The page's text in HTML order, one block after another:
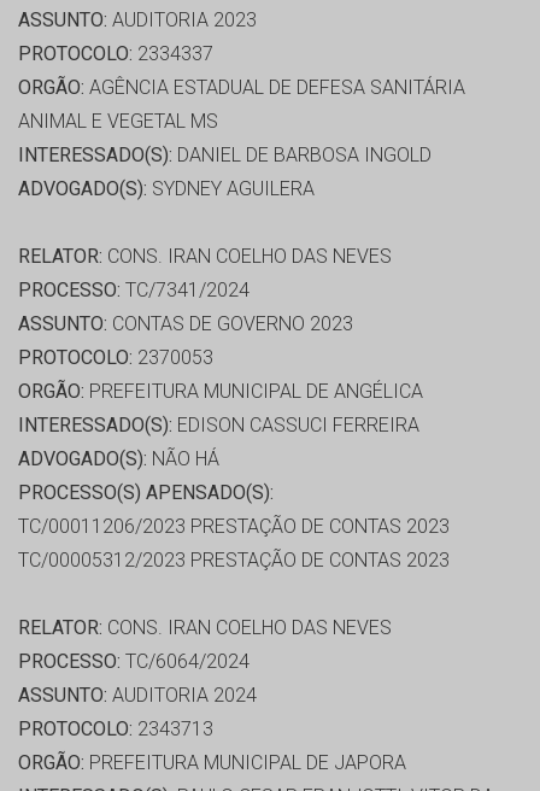
ASSUNTO: AUDITORIA 2023
PROTOCOLO: 2334337
ORGÃO: AGÊNCIA ESTADUAL DE DEFESA SANITÁRIA
ANIMAL E VEGETAL MS
INTERESSADO(S): DANIEL DE BARBOSA INGOLD
ADVOGADO(S): SYDNEY AGUILERA
RELATOR: CONS. IRAN COELHO DAS NEVES
PROCESSO: TC/7341/2024
ASSUNTO: CONTAS DE GOVERNO 2023
PROTOCOLO: 2370053
ORGÃO: PREFEITURA MUNICIPAL DE ANGÉLICA
INTERESSADO(S): EDISON CASSUCI FERREIRA
ADVOGADO(S): NÃO HÁ
PROCESSO(S) APENSADO(S):
TC/00011206/2023 PRESTAÇÃO DE CONTAS 2023
TC/00005312/2023 PRESTAÇÃO DE CONTAS 2023
RELATOR: CONS. IRAN COELHO DAS NEVES
PROCESSO: TC/6064/2024
ASSUNTO: AUDITORIA 2024
PROTOCOLO: 2343713
ORGÃO: PREFEITURA MUNICIPAL DE JAPORA